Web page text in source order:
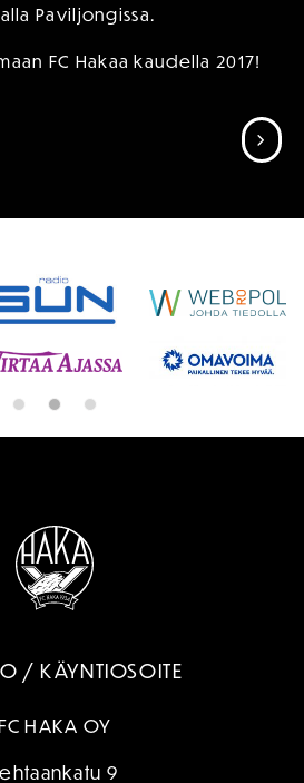
Paviljongissa.
FC Hakaa kaudella 2017!
/ KÄYNTIOSOITE
HAKA OY
9